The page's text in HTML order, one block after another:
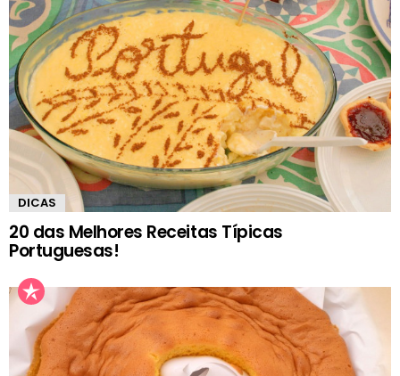
DICAS
20 das Melhores Receitas Típicas
Portuguesas!